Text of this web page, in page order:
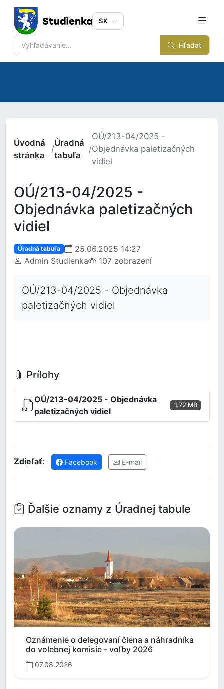
Hľadať
SK
Úvodná
stránka
/
Úradná
tabuľa
/
OÚ/213-04/2025 -
Objednávka paletizačných
vidiel
OÚ/213-04/2025 -
Objednávka paletizačných
vidiel
Úradná tabuľa
25.06.2025 14:27
Admin Studienka
107 zobrazení
OÚ/213-04/2025 - Objednávka
paletizačných vidiel
Prílohy
OÚ/213-04/2025 - Objednávka
paletizačných vidiel
1.72 MB
Zdieľať: Facebook E-mail
Ďalšie oznamy z Úradnej tabule
Oznámenie o delegovaní člena a náhradníka
do volebnej komisie - voľby 2026
07.08.2026